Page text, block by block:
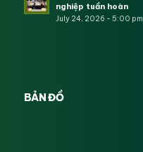
nghiệp tuần hoàn
July 24, 2026 - 5:00 pm
BẢN ĐỒ